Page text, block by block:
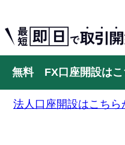
無料 FX口座開設はこ
法人口座開設はこちら